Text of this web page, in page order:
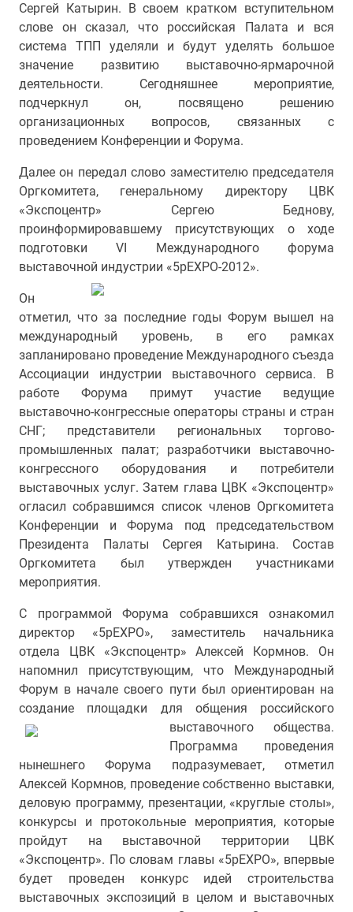
Сергей Катырин. В своем кратком вступительном
слове он сказал, что российская Палата и вся
система ТПП уделяли и будут уделять большое
значение развитию выставочно-ярмарочной
деятельности. Сегодняшнее мероприятие,
подчеркнул он, посвящено решению
организационных вопросов, связанных с
проведением Конференции и Форума.
Далее он передал слово заместителю председателя
Оргкомитета, генеральному директору ЦВК
«Экспоцентр» Сергею Беднову,
проинформировавшему присутствующих о ходе
подготовки VI Международного форума
выставочной индустрии «5pEXPO-2012».
Он
отметил, что за последние годы Форум вышел на
международный уровень, в его рамках
запланировано проведение Международного съезда
Ассоциации индустрии выставочного сервиса. В
работе Форума примут участие ведущие
выставочно-конгрессные операторы страны и стран
СНГ; представители региональных торгово-
промышленных палат; разработчики выставочно-
конгрессного оборудования и потребители
выставочных услуг. Затем глава ЦВК «Экспоцентр»
огласил собравшимся список членов Оргкомитета
Конференции и Форума под председательством
Президента Палаты Сергея Катырина. Состав
Оргкомитета был утвержден участниками
мероприятия.
С программой Форума собравшихся ознакомил
директор «5pEXPO», заместитель начальника
отдела ЦВК «Экспоцентр» Алексей Кормнов. Он
напомнил присутствующим, что Международный
Форум в начале своего пути был ориентирован на
создание площадки для общения российского
выставочного общества.
Программа проведения
нынешнего Форума подразумевает, отметил
Алексей Кормнов, проведение собственно выставки,
деловую программу, презентации, «круглые столы»,
конкурсы и протокольные мероприятия, которые
пройдут на выставочной территории ЦВК
«Экспоцентр». По словам главы «5pEXPO», впервые
будет проведен конкурс идей строительства
выставочных экспозиций в целом и выставочных